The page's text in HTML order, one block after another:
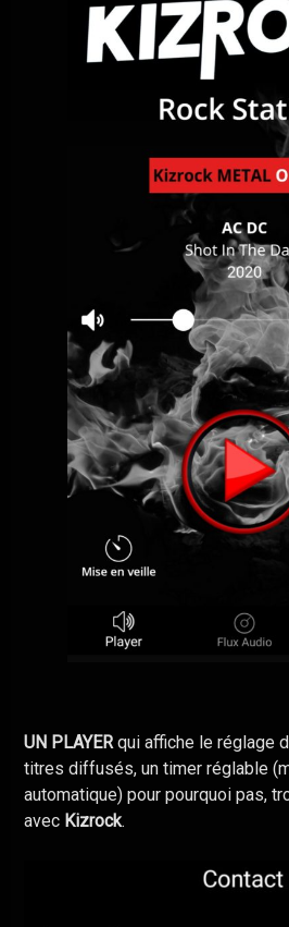
UN PLAYERqui affiche le réglage
titres diffusés, un timer réglable
automatique) pour pourquoi pas,
avec Kizrock.